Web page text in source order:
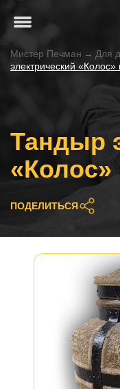
Мистер Печман → Для
электрический «Колос»
Тандыр
«Колос»
ПОДЕЛИТЬСЯ